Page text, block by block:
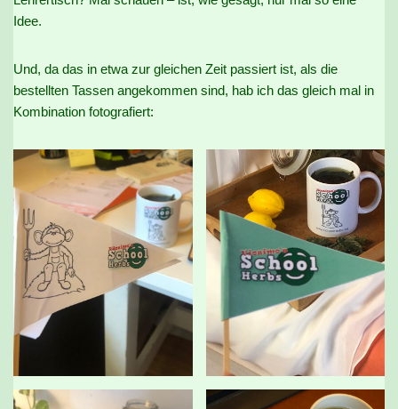
Idee.
Und, da das in etwa zur gleichen Zeit passiert ist, als die
bestellten Tassen angekommen sind, hab ich das gleich mal in
Kombination fotografiert: